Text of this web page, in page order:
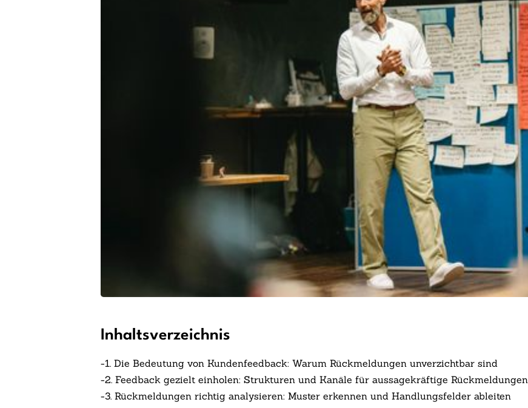
Inhaltsverzeichnis
-1. Die Bedeutung von Kundenfeedback: Warum Rückmeldungen unverzichtbar sind
-2. Feedback gezielt einholen: Strukturen und Kanäle für aussagekräftige Rückmeldungen
-3. Rückmeldungen richtig analysieren: Muster erkennen und Handlungsfelder ableiten